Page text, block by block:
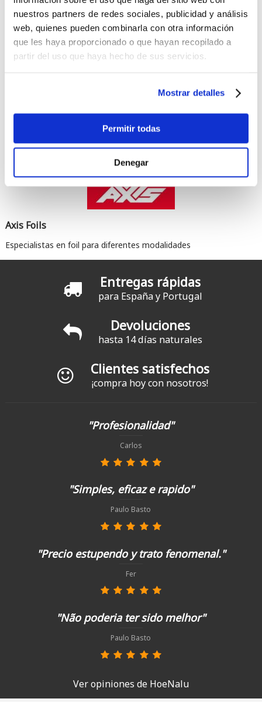
nuestros partners de redes sociales, publicidad y análisis
web, quienes pueden combinarla con otra información
que les haya proporcionado o que hayan recopilado a
partir del uso que haya hecho de sus servicios.
Mostrar detalles
Permitir todas
Denegar
Axis Foils
Especialistas en foil para diferentes modalidades
Entregas rápidas
para España y Portugal
Devoluciones
hasta 14 días naturales
Clientes satisfechos
¡compra hoy con nosotros!
"Profesionalidad"
Carlos
"Simples, eficaz e rapido"
Paulo Basto
"Precio estupendo y trato fenomenal."
Fer
"Não poderia ter sido melhor"
Paulo Basto
Ver opiniones de HoeNalu